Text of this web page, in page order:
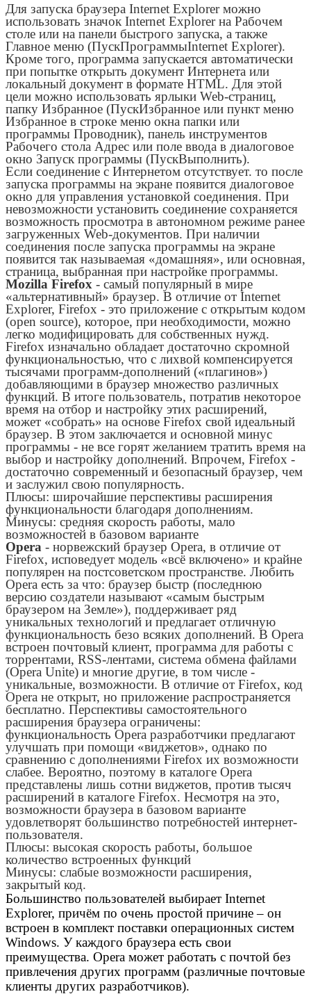
Для запуска браузера Internet Explorer можно
использовать значок Internet Explorer на Рабочем
столе или на панели быстрого запуска, а также
Главное меню (ПускПрограммыInternet Explorer).
Кроме того, программа запускается автоматически
при попытке открыть документ Интернета или
локальный документ в формате HTML. Для этой
цели можно использовать ярлыки Web-страниц,
папку Избранное (ПускИзбранное или пункт меню
Избранное в строке меню окна папки или
программы Проводник), панель инструментов
Рабочего стола Адрес или поле ввода в диалоговое
окно Запуск программы (ПускВыполнить).
Если соединение с Интернетом отсутствует. то после
запуска программы на экране появится диалоговое
окно для управления установкой соединения. При
невозможности установить соединение сохраняется
возможность просмотра в автономном режиме ранее
загруженных Web-документов. При наличии
соединения после запуска программы на экране
появится так называемая «домашняя», или основная,
страница, выбранная при настройке программы.
Mozilla Firefox - самый популярный в мире
«альтернативный» браузер. В отличие от Internet
Explorer, Firefox - это приложение с открытым кодом
(open source), которое, при необходимости, можно
легко модифицировать для собственных нужд.
Firefox изначально обладает достаточно скромной
функциональностью, что с лихвой компенсируется
тысячами программ-дополнений («плагинов»)
добавляющими в браузер множество различных
функций. В итоге пользователь, потратив некоторое
время на отбор и настройку этих расширений,
может «собрать» на основе Firefox свой идеальный
браузер. В этом заключается и основной минус
программы - не все горят желанием тратить время на
выбор и настройку дополнений. Впрочем, Firefox -
достаточно современный и безопасный браузер, чем
и заслужил свою популярность.
Плюсы: широчайшие перспективы расширения
функциональности благодаря дополнениям.
Минусы: средняя скорость работы, мало
возможностей в базовом варианте
Opera - норвежский браузер Opera, в отличие от
Firefox, исповедует модель «всё включено» и крайне
популярен на постсоветском пространстве. Любить
Opera есть за что: браузер быстр (последнюю
версию создатели называют «самым быстрым
браузером на Земле»), поддерживает ряд
уникальных технологий и предлагает отличную
функциональность безо всяких дополнений. В Opera
встроен почтовый клиент, программа для работы с
торрентами, RSS-лентами, система обмена файлами
(Opera Unite) и многие другие, в том числе -
уникальные, возможности. В отличие от Firefox, код
Opera не открыт, но приложение распространяется
бесплатно. Перспективы самостоятельного
расширения браузера ограничены:
функциональность Opera разработчики предлагают
улучшать при помощи «виджетов», однако по
сравнению с дополнениями Firefox их возможности
слабее. Вероятно, поэтому в каталоге Opera
представлены лишь сотни виджетов, против тысяч
расширений в каталоге Firefox. Несмотря на это,
возможности браузера в базовом варианте
удовлетворят большинство потребностей интернет-
пользователя.
Плюсы: высокая скорость работы, большое
количество встроенных функций
Минусы: слабые возможности расширения,
закрытый код.
Большинство пользователей выбирает Internet
Еxplorer, причём по очень простой причине – он
встроен в комплект поставки операционных систем
Windows. У каждого браузера есть свои
преимущества. Opera может работать с почтой без
привлечения других программ (различные почтовые
клиенты других разработчиков).